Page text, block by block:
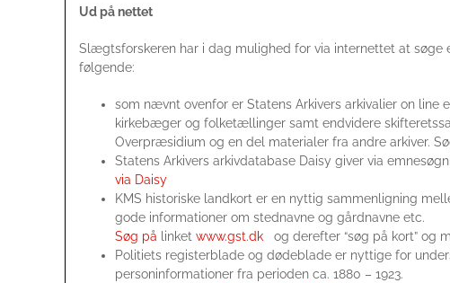
Ud på nettet
Slægtsforskeren har i dag mulighed for via internettet at
følgende:
som nævnt ovenfor er Statens Arkivers arkivalier on
kirkebæger og folketællinger samt endvidere
Overpræsidium og en del materialer fra andre arkiver.
Statens Arkivers arkivdatabase Daisy giver via
via Daisy
KMS historiske landkort er en nyttig sammenligning
gode informationer om stednavne og gårdnavne etc.
Søg på linket www.gst.dk og derefter “søg på kort” og
Politiets registerblade og dødeblade er nyttige for
personinformationer fra perioden ca. 1880 – 1923.